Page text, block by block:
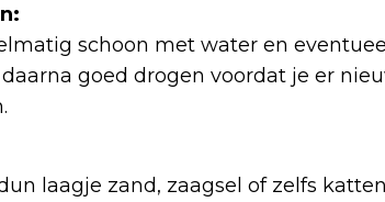
schoon met water en
goed drogen voordat je er
laagje zand, zaagsel of zelfs